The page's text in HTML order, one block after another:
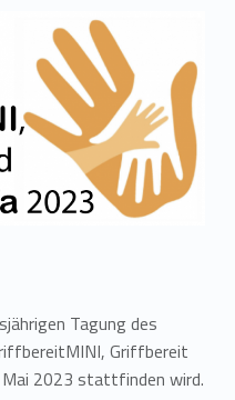
Tagung des
Griffbereit
Mai 2023 stattfinden wird.